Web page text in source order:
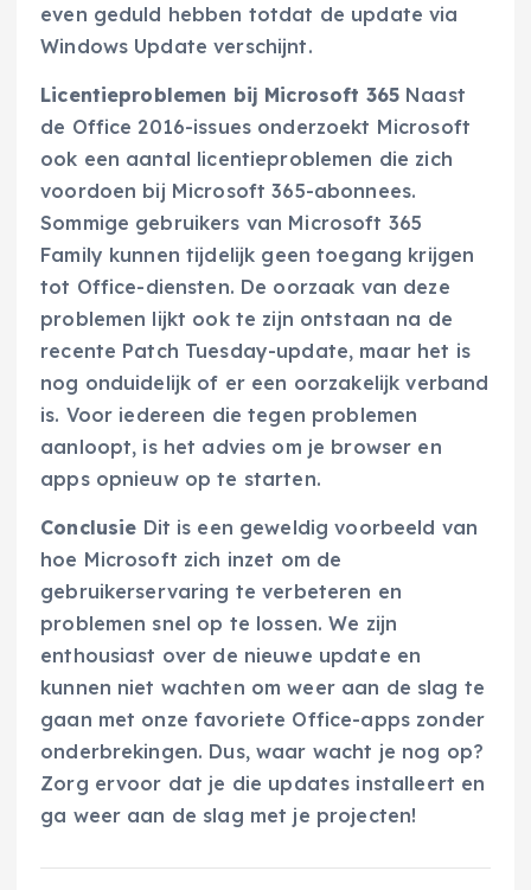
even geduld hebben totdat de update via
Windows Update verschijnt.
Licentieproblemen bij Microsoft 365 Naast
de Office 2016-issues onderzoekt Microsoft
ook een aantal licentieproblemen die zich
voordoen bij Microsoft 365-abonnees.
Sommige gebruikers van Microsoft 365
Family kunnen tijdelijk geen toegang krijgen
tot Office-diensten. De oorzaak van deze
problemen lijkt ook te zijn ontstaan na de
recente Patch Tuesday-update, maar het is
nog onduidelijk of er een oorzakelijk verband
is. Voor iedereen die tegen problemen
aanloopt, is het advies om je browser en
apps opnieuw op te starten.
Conclusie Dit is een geweldig voorbeeld van
hoe Microsoft zich inzet om de
gebruikerservaring te verbeteren en
problemen snel op te lossen. We zijn
enthousiast over de nieuwe update en
kunnen niet wachten om weer aan de slag te
gaan met onze favoriete Office-apps zonder
onderbrekingen. Dus, waar wacht je nog op?
Zorg ervoor dat je die updates installeert en
ga weer aan de slag met je projecten!